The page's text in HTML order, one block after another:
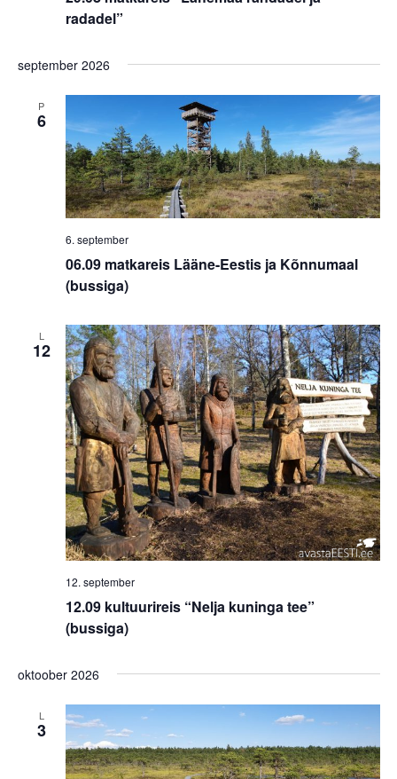
radadel”
september 2026
P
6
06.09 matkareis Lääne-Eestis ja Kõnnumaal
(bussiga)
6. september
L
12
12.09 kultuurireis “Nelja kuninga tee”
(bussiga)
12. september
oktoober 2026
L
3